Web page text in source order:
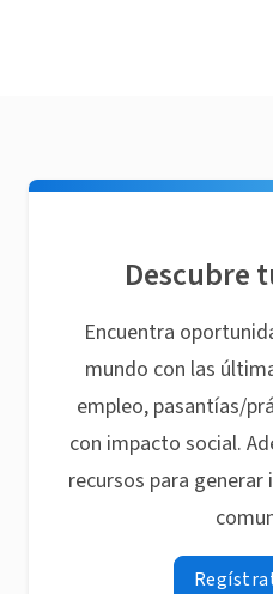
Descubre
Encuentra
mundo con las
empleo, pasantías/
con impacto social.
recursos para